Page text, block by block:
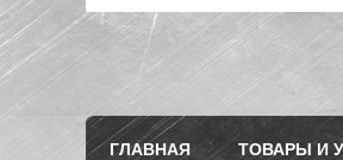
ГЛАВНАЯ ТОВАРЫ И